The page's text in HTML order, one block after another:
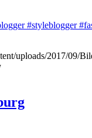
#styleblogger
uploads/2017/09/